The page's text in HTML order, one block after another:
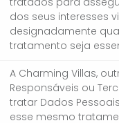
dos seus interesses
designadamente
tratamento seja
A Charming Villas,
Responsáveis ou
tratar Dados
esse mesmo